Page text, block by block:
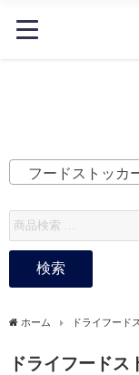
フードストッカ
検索
ホーム ドライフード
ドライフード